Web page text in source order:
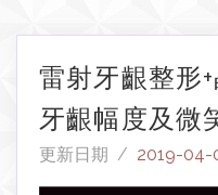
雷射牙齦整形
牙齦幅度及微
更新日期 / 2019-04-